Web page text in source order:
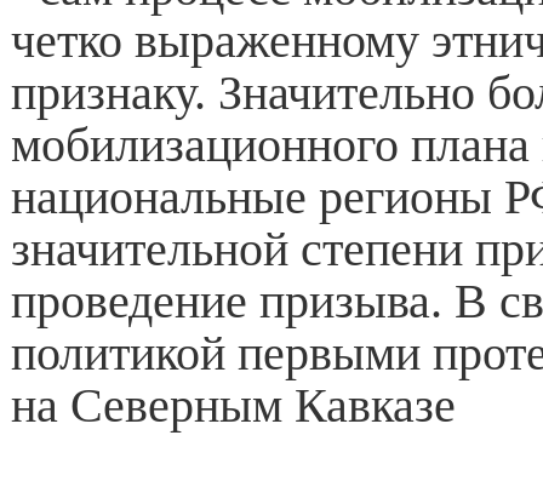
четко выраженному
признаку. Значительно
мобилизационного
национальные регионы
значительной степени
проведение призыва. В
политикой первыми
на Северным Кавказе